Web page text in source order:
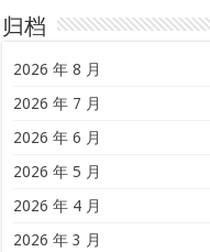
归档
2026 年 8 月
2026 年 7 月
2026 年 6 月
2026 年 5 月
2026 年 4 月
2026 年 3 月